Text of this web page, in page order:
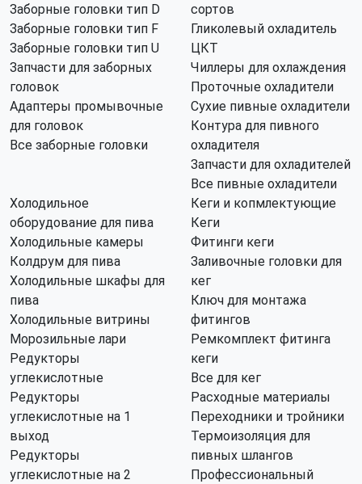
Заборные головки тип D
Заборные головки тип F
Заборные головки тип U
Запчасти для заборных
головок
Адаптеры промывочные
для головок
Все заборные головки
сортов
Гликолевый охладитель
ЦКТ
Чиллеры для охлаждения
Проточные охладители
Сухие пивные охладители
Контура для пивного
охладителя
Запчасти для охладителей
Все пивные охладители
Холодильное
оборудование для пива
Холодильные камеры
Колдрум для пива
Холодильные шкафы для
пива
Холодильные витрины
Морозильные лари
Редукторы
углекислотные
Редукторы
углекислотные на 1
выход
Редукторы
углекислотные на 2
Кеги и копмлектующие
Кеги
Фитинги кеги
Заливочные головки для
кег
Ключ для монтажа
фитингов
Ремкомплект фитинга
кеги
Все для кег
Расходные материалы
Переходники и тройники
Термоизоляция для
пивных шлангов
Профессиональный